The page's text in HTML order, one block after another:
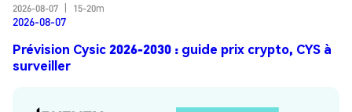
2026-08-07
15-20m
2026-08-07
Prévision Cysic 2026-2030 : guide prix crypto, CYS à
surveiller